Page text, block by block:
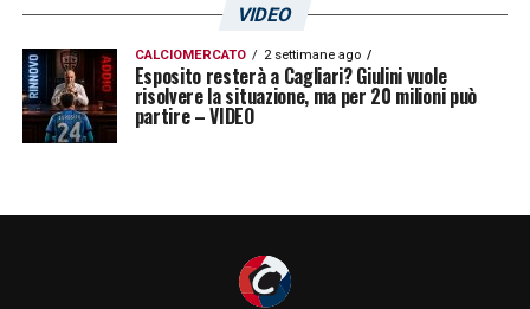
VIDEO
CALCIOMERCATO 2 settimane ago
Esposito resterà a Cagliari? Giulini vuole
risolvere la situazione, ma per 20 milioni può
partire – VIDEO